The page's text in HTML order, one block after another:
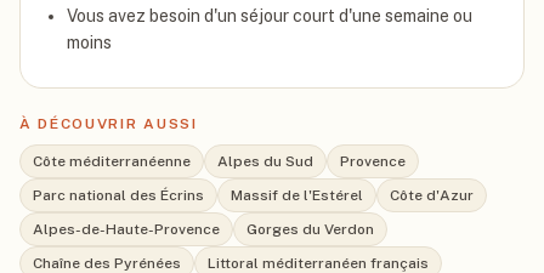
Vous avez besoin d'un séjour court d'une semaine ou
moins
À DÉCOUVRIR AUSSI
Côte méditerranéenne Alpes du Sud
Provence
Parc national des Écrins
Massif de l'Estérel
Côte d'Azur
Alpes-de-Haute-Provence
Gorges du Verdon
Chaîne des Pyrénées
Littoral méditerranéen français